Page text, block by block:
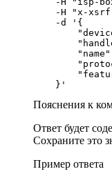
-H "x-
    -d '{
Пояснения к
Ответ будет
Сохраните это
Пример ответа